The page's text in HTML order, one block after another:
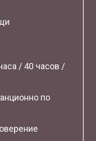
/ 40 часов /
по